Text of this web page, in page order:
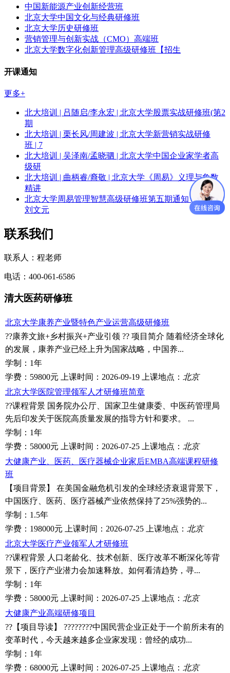
中国新能源产业创新经营班
北京大学中国文化与经典研修班
北京大学历史研修班
营销管理与创新实战（CMO）高端班
北京大学数字化创新管理高级研修班【招生
开课通知
更多+
北大培训 | 吕随启/李永宏 | 北京大学股票实战研修班(第2
期
北大培训 | 栗长风/周建波 | 北京大学新营销实战研修
班 | 7
北大培训 | 吴泽南/孟晓驷 | 北京大学中国企业家学者高
级研
北大培训 | 曲柄睿/裔敬 | 北京大学《周易》义理与象数
精讲
北京大学周易管理智慧高级研修班第五期通知 | 李中华/
刘文元
联系我们
联系人：程老师
电话：400-061-6586
清大医药研修班
北京大学康养产业暨特色产业运营高级研修班
??康养文旅+乡村振兴+产业引领 ?? 项目简介 随着经济全球化
的发展，康养产业已经上升为国家战略，中国养...
学制： 1年
学费： 59800元 上课时间： 2026-09-19 上课地点： 北京
北京大学医院管理领军人才研修班简章
??课程背景 国务院办公厅、国家卫生健康委、中医药管理局
先后印发关于医院高质量发展的指导方针和要求。 ...
学制： 1年
学费： 58000元 上课时间： 2026-07-25 上课地点： 北京
大健康产业、医药、医疗器械企业家后EMBA高端课程研修
班
【项目背景】 在美国金融危机引发的全球经济衰退背景下，
中国医疗、医药、医疗器械产业依然保持了25%强势的...
学制： 1.5年
学费： 198000元 上课时间： 2026-07-25 上课地点： 北京
北京大学医疗产业领军人才研修班
??课程背景 人口老龄化、技术创新、医疗改革不断深化等背
景下，医疗产业潜力会加速释放。如何看清趋势，寻...
学制： 1年
学费： 58000元 上课时间： 2026-07-25 上课地点： 北京
大健康产业高端研修项目
??【项目导读】 ????????中国民营企业正处于一个前所未有的
变革时代，今天越来越多企业家发现：曾经的成功...
学制： 1年
学费： 68000元 上课时间： 2026-07-25 上课地点： 北京